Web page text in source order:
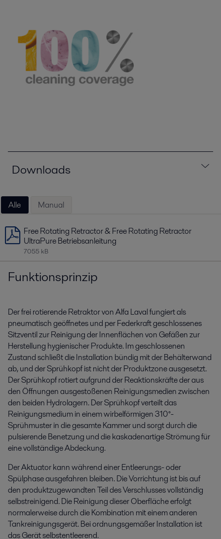
Downloads
Alle Manual
Free Rotating Retractor & Free Rotating Retractor
UltraPure Betriebsanleitung
7055 kB
Funktionsprinzip
Der frei rotierende Retraktor von Alfa Laval fungiert als
pneumatisch geöffnetes und per Federkraft geschlossenes
Sitzventil zur Reinigung der Innenflächen von Gefäßen zur
Herstellung hygienischer Produkte. Im geschlossenen
Zustand schließt die Installation bündig mit der Behälterwand
ab, und der Sprühkopf ist nicht der Produktzone ausgesetzt.
Der Sprühkopf rotiert aufgrund der Reaktionskräfte der aus
den Öffnungen ausgestoßenen Reinigungsmedien zwischen
den beiden Hydrolagern. Der Sprühkopf verteilt das
Reinigungsmedium in einem wirbelförmigen 310°-
Sprühmuster in die gesamte Kammer und sorgt durch die
pulsierende Benetzung und die kaskadenartige Strömung für
eine vollständige Abdeckung.
Der Aktuator kann während einer Entleerungs- oder
Spülphase ausgefahren bleiben. Die Vorrichtung ist bis auf
den produktzugewandten Teil des Verschlusses vollständig
selbstreinigend. Die Reinigung dieser Oberfläche erfolgt
normalerweise durch die Kombination mit einem anderen
Tankreinigungsgerät. Bei ordnungsgemäßer Installation ist
das Gerät selbstentleerend.